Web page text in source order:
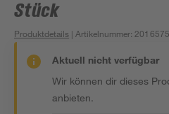
Stück
Produktdetails | Artikelnummer: 2016575
Aktuell nicht verfügbar
Wir können dir dieses
anbieten.